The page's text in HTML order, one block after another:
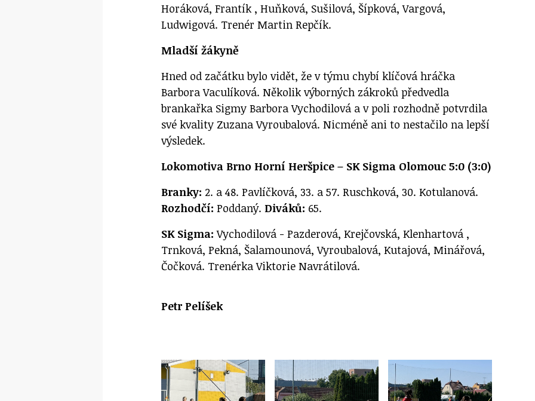
Horáková, Frantík , Huňková, Sušilová, Šípková, Vargová,
Ludwigová. Trenér Martin Repčík.
Mladší žákyně
Hned od začátku bylo vidět, že v týmu chybí klíčová hráčka
Barbora Vaculíková. Několik výborných zákroků předvedla
brankařka Sigmy Barbora Vychodilová a v poli rozhodně potvrdila
své kvality Zuzana Vyroubalová. Nicméně ani to nestačilo na lepší
výsledek.
Lokomotiva Brno Horní Heršpice – SK Sigma Olomouc 5:0 (3:0)
Branky: 2. a 48. Pavlíčková, 33. a 57. Ruschková, 30. Kotulanová.
Rozhodčí: Poddaný.Diváků: 65.
SK Sigma: Vychodilová - Pazderová, Krejčovská, Klenhartová ,
Trnková, Pekná, Šalamounová, Vyroubalová, Kutajová, Minářová,
Čočková. Trenérka Viktorie Navrátilová.
Petr Pelíšek